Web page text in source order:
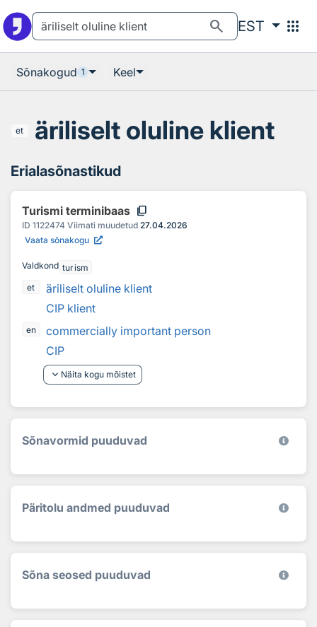
search EST apps
Sõnakogud 1 Keel
et äriliselt oluline klient
Erialasõnastikud
Turismi terminibaas content_copy
ID 1122474 Viimati muudetud 27.04.2026
Vaata sõnakogu
Valdkond turism
et
äriliselt oluline klient
CIP klient
en
commercially important person
CIP
keyboard_arrow_down Näita kogu mõistet
Sõnavormid puuduvad
Päritolu andmed puuduvad
Sõna seosed puuduvad